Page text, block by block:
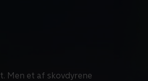
Men et af skovdyrene